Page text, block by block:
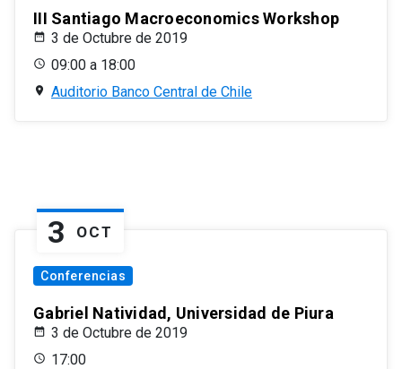
III Santiago Macroeconomics Workshop
3 de Octubre de 2019
09:00 a 18:00
Auditorio Banco Central de Chile
3 OCT
Conferencias
Gabriel Natividad, Universidad de Piura
3 de Octubre de 2019
17:00